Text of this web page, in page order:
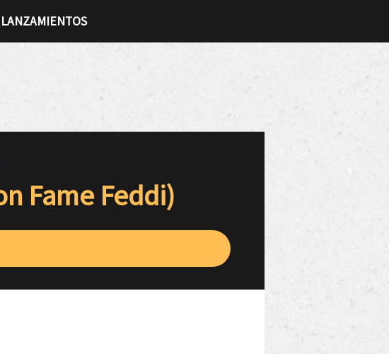
LANZAMIENTOS
Fame Feddi)